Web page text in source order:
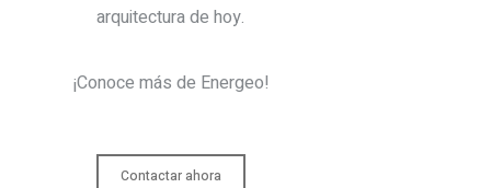
arquitectura de hoy.
¡Conoce más de Energeo!
Contactar ahora